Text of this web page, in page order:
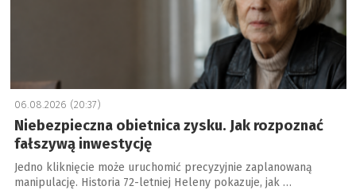
06.08.2026 (20:37)
Niebezpieczna obietnica zysku. Jak rozpoznać
fałszywą inwestycję
Jedno kliknięcie może uruchomić precyzyjnie zaplanowaną
manipulację. Historia 72-letniej Heleny pokazuje, jak …